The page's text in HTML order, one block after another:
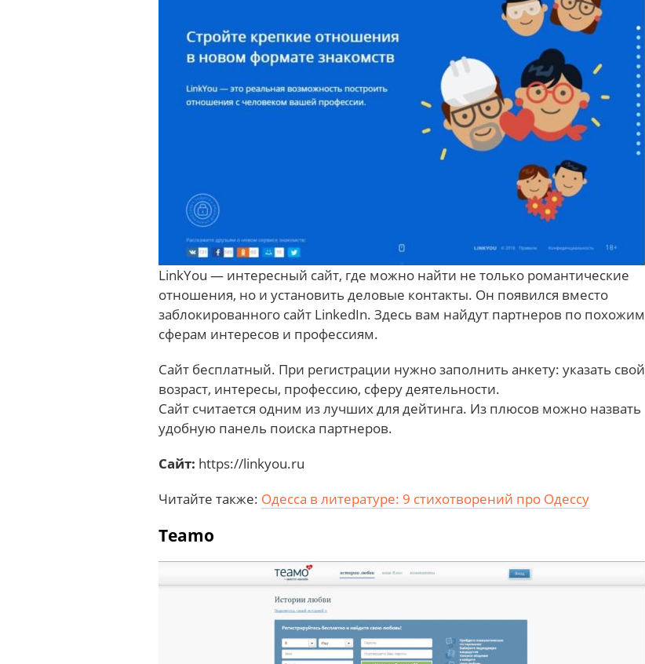
LinkYou — интересный сайт, где можно найти не только романтические
отношения, но и установить деловые контакты. Он появился вместо
заблокированного сайт LinkedIn. Здесь вам найдут партнеров по похожим
сферам интересов и профессиям.
Сайт бесплатный. При регистрации нужно заполнить анкету: указать свой
возраст, интересы, профессию, сферу деятельности.
Сайт считается одним из лучших для дейтинга. Из плюсов можно назвать
удобную панель поиска партнеров.
Сайт: https://linkyou.ru
Читайте также: Одесса в литературе: 9 стихотворений про Одессу
Teamo